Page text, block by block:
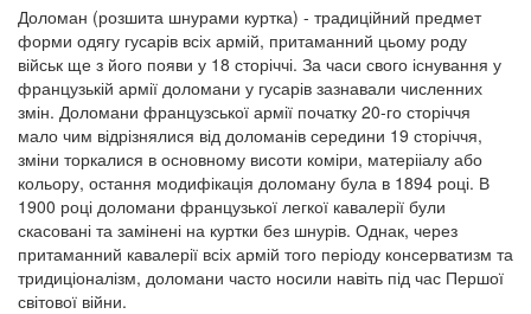
Доломан (розшита шнурами куртка) - традиційний предмет
форми одягу гусарів всіх армій, притаманний цьому роду
військ ще з його появи у 18 сторіччі. За часи свого існування у
французькій армії доломани у гусарів зазнавали численних
змін. Доломани французської армії початку 20-го сторіччя
мало чим відрізнялися від доломанів середини 19 сторіччя,
зміни торкалися в основному висоти коміри, матерііалу або
кольору, остання модифікація доломану була в 1894 році. В
1900 році доломани французької легкої кавалерії були
скасовані та замінені на куртки без шнурів. Однак, через
притаманний кавалерії всіх армій того періоду консерватизм та
тридиціоналізм, доломани часто носили навіть під час Першої
світової війни.